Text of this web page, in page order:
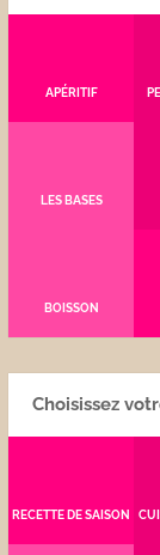
APÉRITIF
LES BASES
BOISSON
Choisissez
RECETTE DE SAISON